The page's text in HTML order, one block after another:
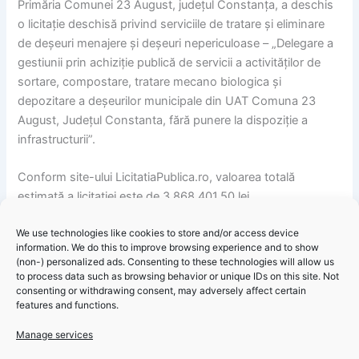
We use technologies like cookies to store and/or access device
information. We do this to improve browsing experience and to show
(non-) personalized ads. Consenting to these technologies will allow us
to process data such as browsing behavior or unique IDs on this site. Not
consenting or withdrawing consent, may adversely affect certain
features and functions.
Manage services
Primăria Comunei 23 August, județul Constanța, a deschis
o licitație deschisă privind serviciile de tratare și eliminare
de deșeuri menajere și deșeuri nepericuloase – „Delegare a
gestiunii prin achiziție publică de servicii a activităților de
sortare, compostare, tratare mecano biologica și
depozitare a deșeurilor municipale din UAT Comuna 23
August, Județul Constanta, fără punere la dispoziție a
infrastructurii”.
Conform site-ului LicitatiaPublica.ro, valoarea totală
estimată a licitației este de 3.868.401,50 lei.
Licitația va avea loc pe data de 02.09.2024, ora 15:00.
Primăria 23 August – Informare licitație deschisă privind